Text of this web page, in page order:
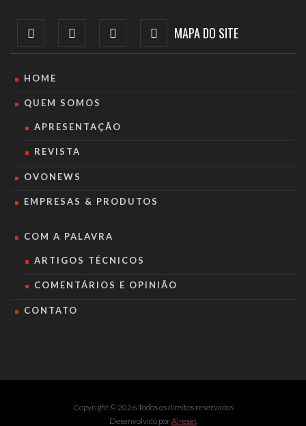
MAPA DO SITE
HOME
QUEM SOMOS
APRESENTAÇÃO
REVISTA
OVONEWS
EMPRESAS & PRODUTOS
COM A PALAVRA
ARTIGOS TÉCNICOS
COMENTÁRIOS E OPINIÃO
CONTATO
Copyright © 2026 Todos os direitos reservados
Desenvolvido porAireset